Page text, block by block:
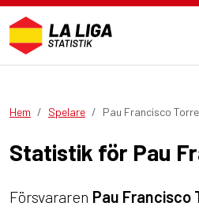
Hem Spelare Pau Francisco
Statistik för Pau
Försvararen Pau Francisco